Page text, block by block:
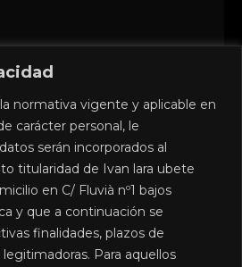
normativa vigente y aplicable en
carácter personal, le
serán incorporados al
titularidad de Ivan lara ubete
en C/ Fluvià nº1 bajos
y que a continuación se
finalidades, plazos de
Para aquellos